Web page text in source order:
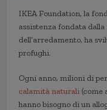
IKEA Foundation, la
assistenza fondata
dell’arredamento, ha
profughi.
Ogni anno, milioni di
calamità naturali (come
hanno bisogno di un